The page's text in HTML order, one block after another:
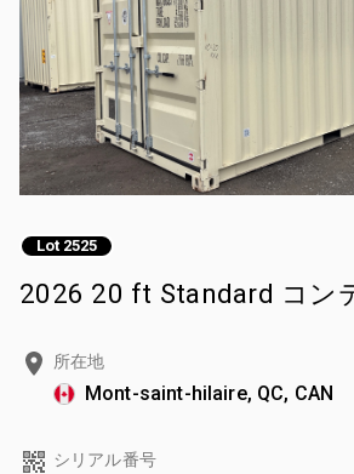
Lot 2525
2026 20 ft Standard コン
所在地
Mont-saint-hilaire, QC, CAN
シリアル番号